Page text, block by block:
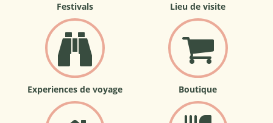
Festivals Lieu de visite
Experiences de voyage Boutique